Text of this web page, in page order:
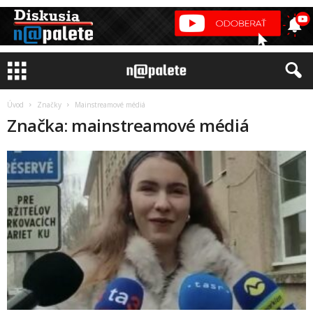
Úvod Značky Mainstreamové médiá
Značka: mainstreamové médiá